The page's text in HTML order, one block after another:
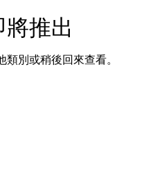
推出
別或稍後回來查看。